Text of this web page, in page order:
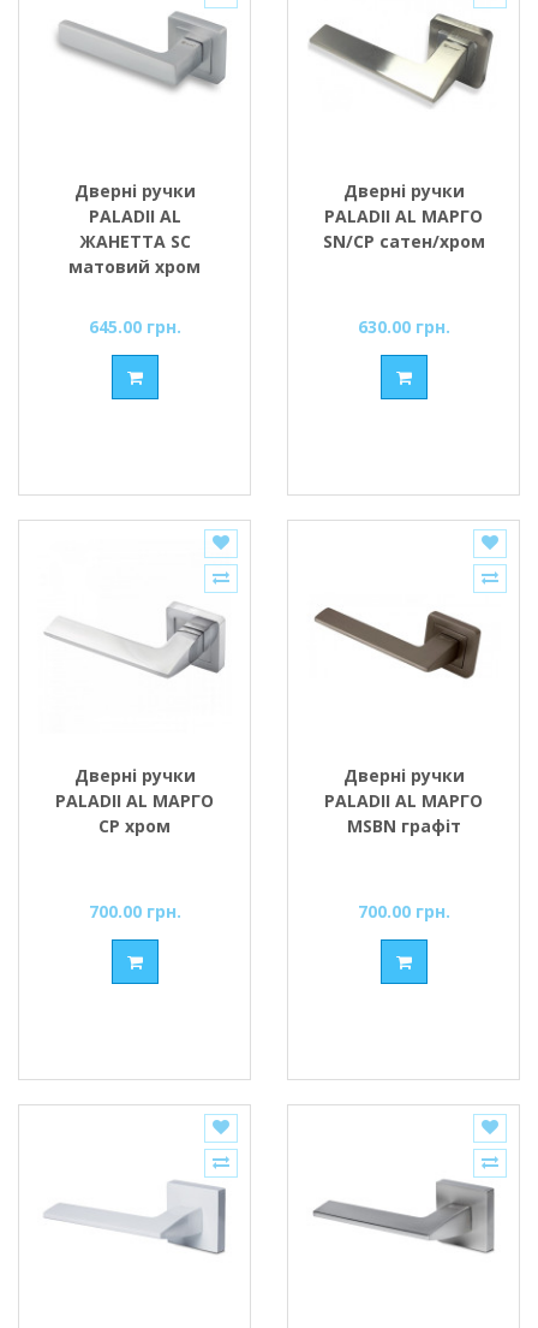
Дверні ручки
PALADII AL
ЖАНЕТТА SC
матовий хром
645.00 грн.
Дверні ручки
PALADII AL МАРГО
SN/CP сатен/хром
630.00 грн.
Дверні ручки
PALADII AL МАРГО
CP хром
700.00 грн.
Дверні ручки
PALADII AL МАРГО
MSBN графіт
700.00 грн.